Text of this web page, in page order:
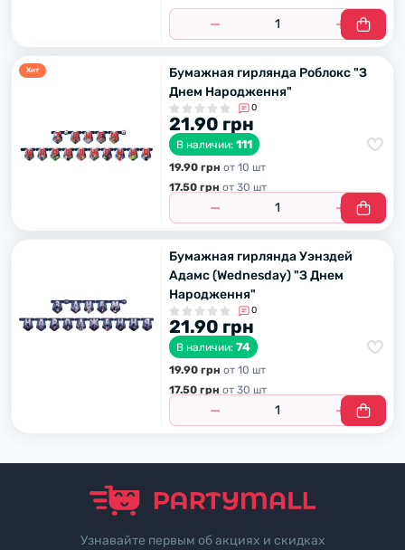
Хит
Бумажная гирлянда Роблокс "З
Днем Народження"
0
21.90 грн
В наличии: 111
19.90 грн от 10 шт
17.50 грн от 30 шт
Бумажная гирлянда Уэнздей
Адамс (Wednesday) "З Днем
Народження"
0
21.90 грн
В наличии: 74
19.90 грн от 10 шт
17.50 грн от 30 шт
Узнавайте первым об акциях и скидках